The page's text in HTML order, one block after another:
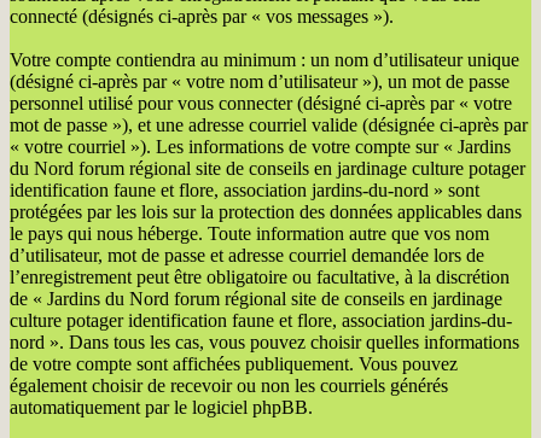
connecté (désignés ci-après par « vos messages »).
Votre compte contiendra au minimum : un nom d’utilisateur unique
(désigné ci-après par « votre nom d’utilisateur »), un mot de passe
personnel utilisé pour vous connecter (désigné ci-après par « votre
mot de passe »), et une adresse courriel valide (désignée ci-après par
« votre courriel »). Les informations de votre compte sur « Jardins
du Nord forum régional site de conseils en jardinage culture potager
identification faune et flore, association jardins-du-nord » sont
protégées par les lois sur la protection des données applicables dans
le pays qui nous héberge. Toute information autre que vos nom
d’utilisateur, mot de passe et adresse courriel demandée lors de
l’enregistrement peut être obligatoire ou facultative, à la discrétion
de « Jardins du Nord forum régional site de conseils en jardinage
culture potager identification faune et flore, association jardins-du-
nord ». Dans tous les cas, vous pouvez choisir quelles informations
de votre compte sont affichées publiquement. Vous pouvez
également choisir de recevoir ou non les courriels générés
automatiquement par le logiciel phpBB.